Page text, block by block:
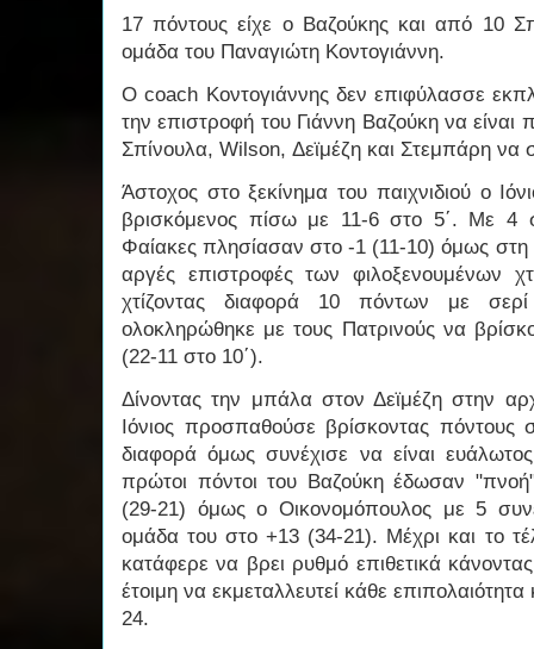
17 πόντους είχε ο Βαζούκης και από 10
ομάδα του Παναγιώτη Κοντογιάννη.
Ο coach Κοντογιάννης δεν επιφύλασσε
την επιστροφή του Γιάννη Βαζούκη να είναι
Σπίνουλα, Wilson, Δεϊμέζη και Στεμπάρη να
Άστοχος στο ξεκίνημα του παιχνιδιού ο
βρισκόμενος πίσω με 11-6 στο 5΄. Με 4
Φαίακες πλησίασαν στο -1 (11-10) όμως στη
αργές επιστροφές των φιλοξενουμένων
χτίζοντας διαφορά 10 πόντων με
ολοκληρώθηκε με τους Πατρινούς να
(22-11 στο 10΄).
Δίνοντας την μπάλα στον Δεϊμέζη στην
Ιόνιος προσπαθούσε βρίσκοντας
διαφορά όμως συνέχισε να είναι
πρώτοι πόντοι του Βαζούκη έδωσαν "πνοή"
(29-21) όμως ο Οικονομόπουλος με 5
ομάδα του στο +13 (34-21). Μέχρι και το
κατάφερε να βρει ρυθμό επιθετικά
έτοιμη να εκμεταλλευτεί κάθε
24.